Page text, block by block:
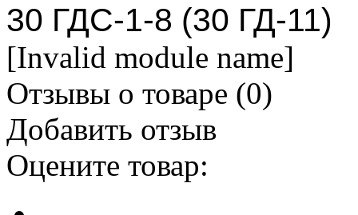
30 ГДС-1-8 (30 ГД-11)
[Invalid module name]
Отзывы о товаре (0)
Добавить отзыв
Оцените товар: